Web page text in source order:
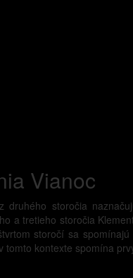
Vianoc
druhého storočia
a tretieho storočia
storočí sa
tomto kontexte spomína